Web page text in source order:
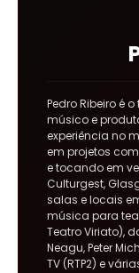
Pedro Ribeiro é
músico e
experiência no
em projetos
e tocando em
Culturgest,
salas e locais
música para
Teatro Viriato),
Neagu, Peter
TV (RTP2) e